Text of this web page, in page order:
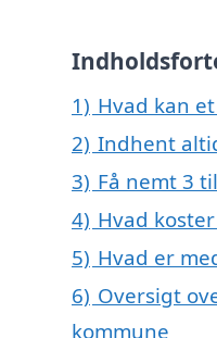
1) Hvad kan
2) Indhent
3) Få nemt 3
4) Hvad
5) Hvad er
6) Oversigt
kommune